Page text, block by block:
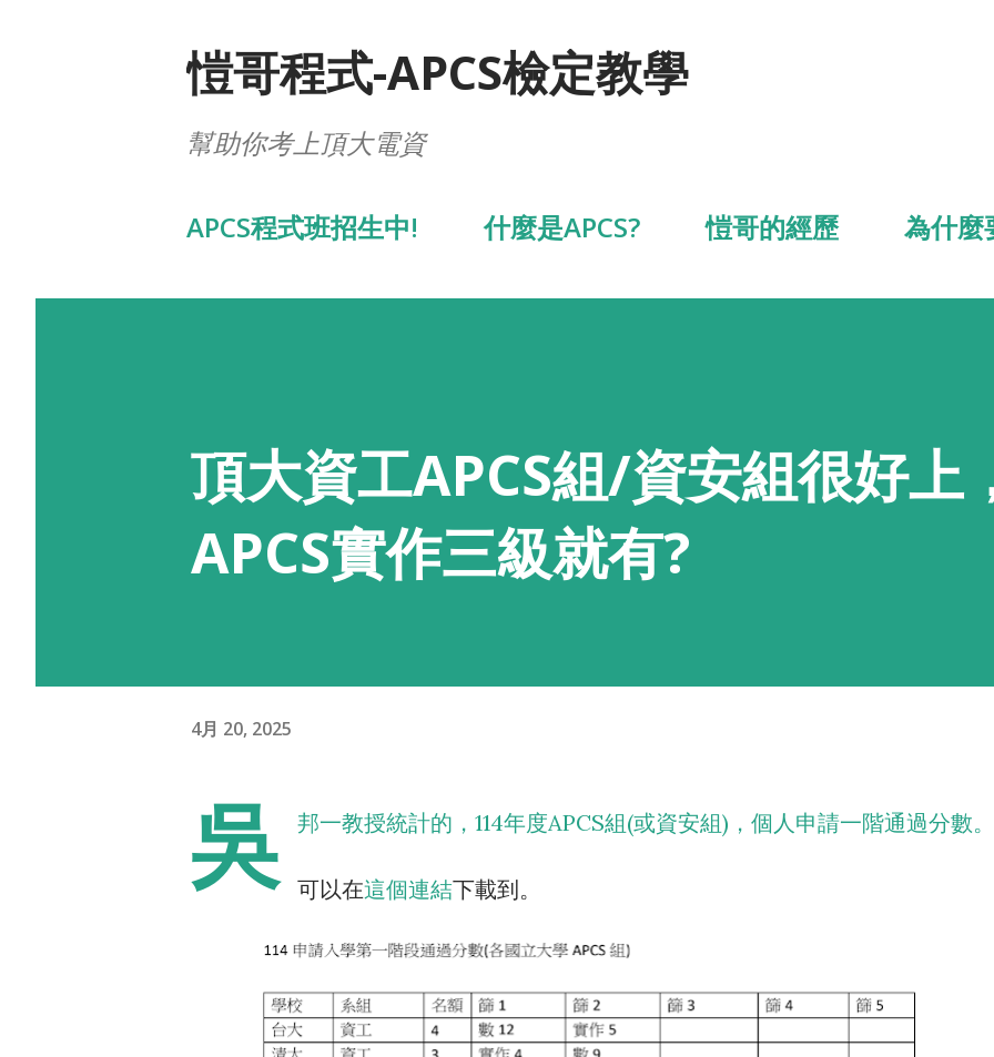
愷哥程式-APCS檢定教學
幫助你考上頂大電資
APCS程式班招生中! 什麼是APCS? 愷哥的經歷 為什麼
頂大資工APCS組/資安組很好上
APCS實作三級就有?
4月 20, 2025
吳 邦一教授統計的，114年度APCS組(或資安組)，個人申請一階通過分數。
可以在這個連結下載到。